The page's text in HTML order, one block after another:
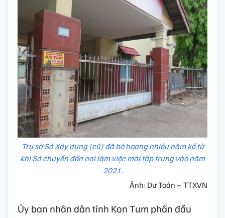
Trụ sở Sở Xây dựng (cũ) đã bỏ hoang nhiều năm kể từ
khi Sở chuyển đến nơi làm việc mới tập trung vào năm
2021.
Ảnh: Dư Toán – TTXVN
Ủy ban nhân dân tỉnh Kon Tum phấn đấu